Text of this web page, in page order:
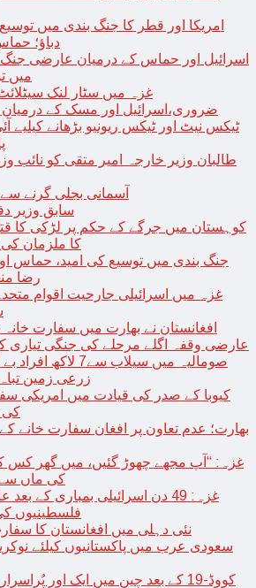
امریکا اور قطر کا جنگ بندی میں توسیع
دباؤ؛
اسرائیل اور حماس کے درمیان عارضی
میں
غزہ میں سٹار لنک
ضروری،اسرائیل اور مسک کے درمیان
ٹیکس نیٹ اور ٹیکس ریونیو بڑھانے کیلیے
طالبان وزیر خارجہ امیر متقی کو نائب
آسمانی بجلی گرنے سے 20 افراد ہلاک
سابق وزیر دفاع کو
کا ملزمان
جنگ بندی میں توسیع کی امید، حماس
رضا
غزہ میں اسرائیلی جارحیت اقوام
افغانستان نے بھارت میں سفارت خانہ
عارضی وقفہ اگلے مرحلے کی جنگی تیاری
صومالیہ میں سیلاب سے7
زرعی زمین
کیوبا کے صدر کی قیادت میں امریکی
کی
بھارت؛ عدم تعاون پر افغان سفارت خانے
غزہ: “آپ مجھے چھوڑ گئیں، میں گھر کس
کی ماں سے
غزہ: 49 دن اسرائیلی بمباری کے
فلسطینیوں
نئی دہلی میں افغانستان کا
سعودی عرب میں پاکستانیوں کیلئے
کووڈ-19 کے بعد چین میں ایک اور